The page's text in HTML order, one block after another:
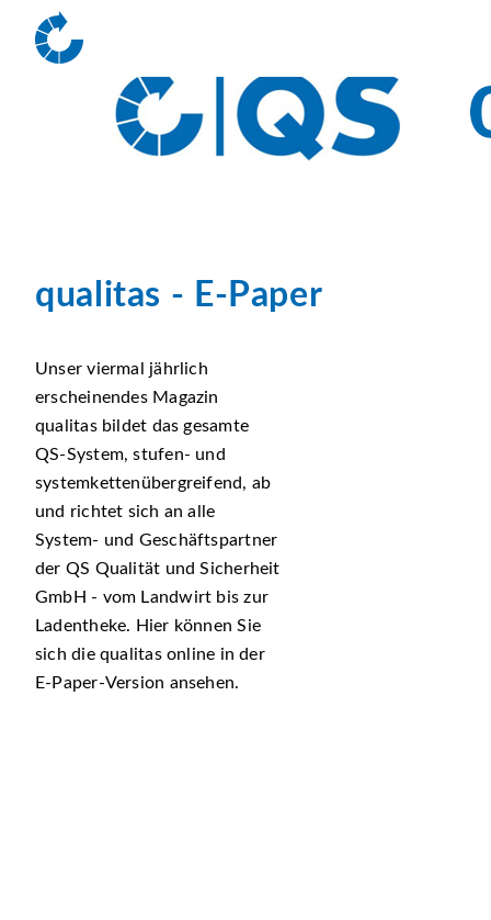
qualitas - E-Paper
Unser viermal jährlich
erscheinendes Magazin
qualitas bildet das gesamte
QS-System, stufen- und
systemkettenübergreifend, ab
und richtet sich an alle
System- und Geschäftspartner
der QS Qualität und Sicherheit
GmbH - vom Landwirt bis zur
Ladentheke. Hier können Sie
sich die qualitas online in der
E-Paper-Version ansehen.